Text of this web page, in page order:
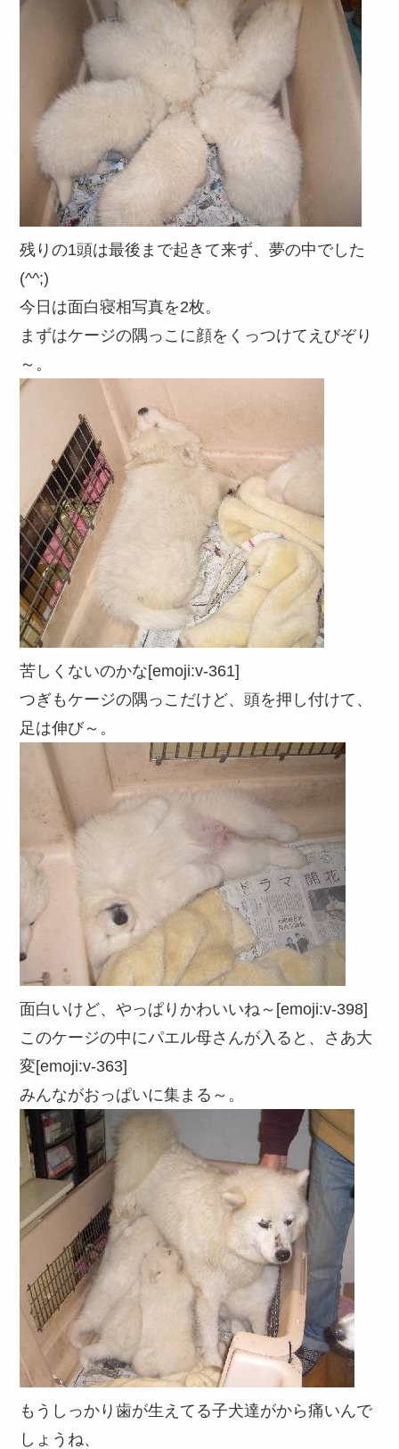
残りの1頭は最後まで起きて来ず、夢の中でした
(^^;)
今日は面白寝相写真を2枚。
まずはケージの隅っこに顔をくっつけてえびぞり
～。
苦しくないのかな[emoji:v-361]
つぎもケージの隅っこだけど、頭を押し付けて、
足は伸び～。
面白いけど、やっぱりかわいいね～[emoji:v-398]
このケージの中にパエル母さんが入ると、さあ大
変[emoji:v-363]
みんながおっぱいに集まる～。
もうしっかり歯が生えてる子犬達がから痛いんで
しょうね、